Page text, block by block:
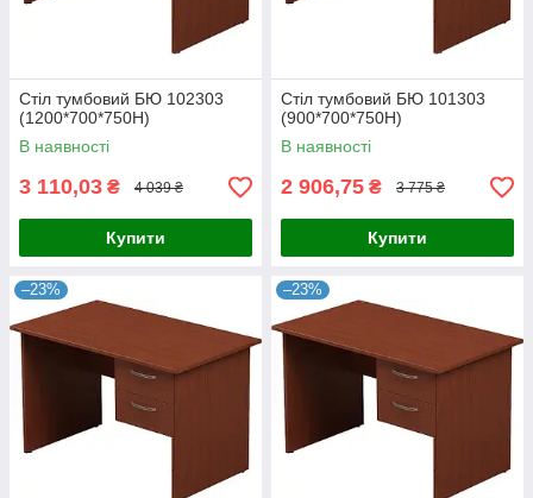
Стіл тумбовий БЮ 102303
(1200*700*750Н)
В наявності
3 110,03 ₴ 4 039 ₴
Купити
Стіл тумбовий БЮ 101303
(900*700*750Н)
В наявності
2 906,75 ₴ 3 775 ₴
Купити
–23% –23%